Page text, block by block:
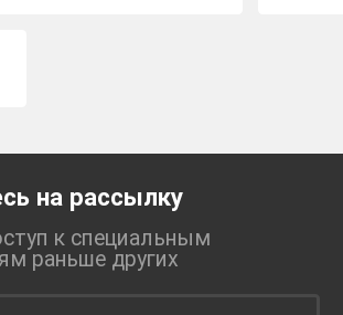
на рассылку
к специальным
раньше других